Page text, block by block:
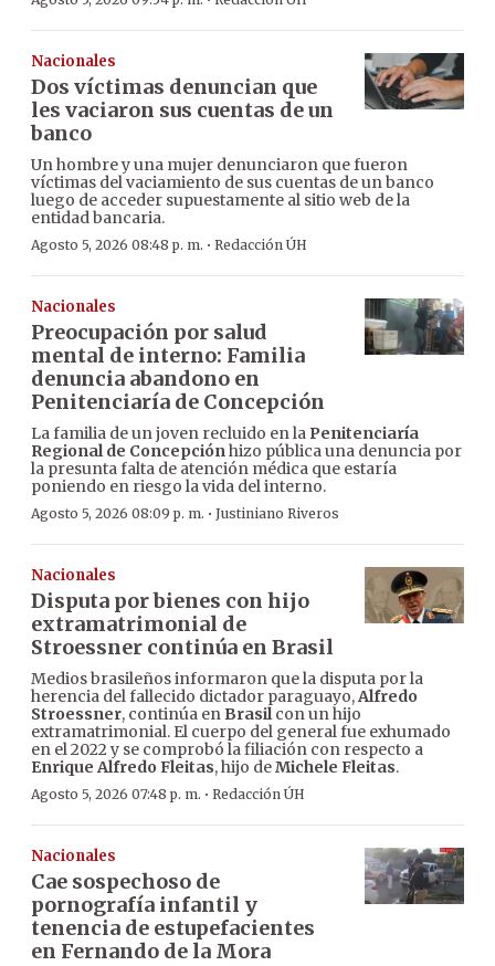
Nacionales
Dos víctimas denuncian que
les vaciaron sus cuentas de un
banco
Un hombre y una mujer denunciaron que fueron
víctimas del vaciamiento de sus cuentas de un banco
luego de acceder supuestamente al sitio web de la
entidad bancaria.
Agosto 5, 2026 08:48 p. m. · Redacción ÚH
Nacionales
Preocupación por salud
mental de interno: Familia
denuncia abandono en
Penitenciaría de Concepción
La familia de un joven recluido en la Penitenciaría
Regional de Concepciónhizo pública una denuncia por
la presunta falta de atención médica que estaría
poniendo en riesgo la vida del interno.
Agosto 5, 2026 08:09 p. m. · Justiniano Riveros
Nacionales
Disputa por bienes con hijo
extramatrimonial de
Stroessner continúa en Brasil
Medios brasileños informaron que la disputa por la
herencia del fallecido dictador paraguayo,Alfredo
Stroessner, continúa en Brasilcon un hijo
extramatrimonial. El cuerpo del general fue exhumado
en el 2022 y se comprobó la filiación con respecto a
Enrique Alfredo Fleitas, hijo deMichele Fleitas.
Agosto 5, 2026 07:48 p. m. · Redacción ÚH
Nacionales
Cae sospechoso de
pornografía infantil y
tenencia de estupefacientes
en Fernando de la Mora